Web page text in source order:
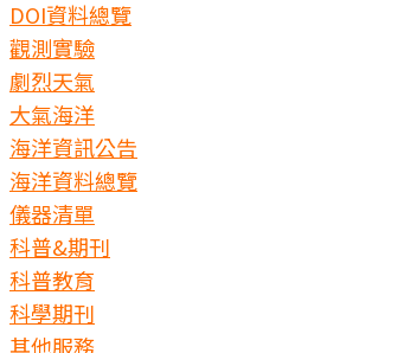
DOI資料總覽
觀測實驗
劇烈天氣
大氣海洋
海洋資訊公告
海洋資料總覽
儀器清單
科普&期刊
科普教育
科學期刊
其他服務